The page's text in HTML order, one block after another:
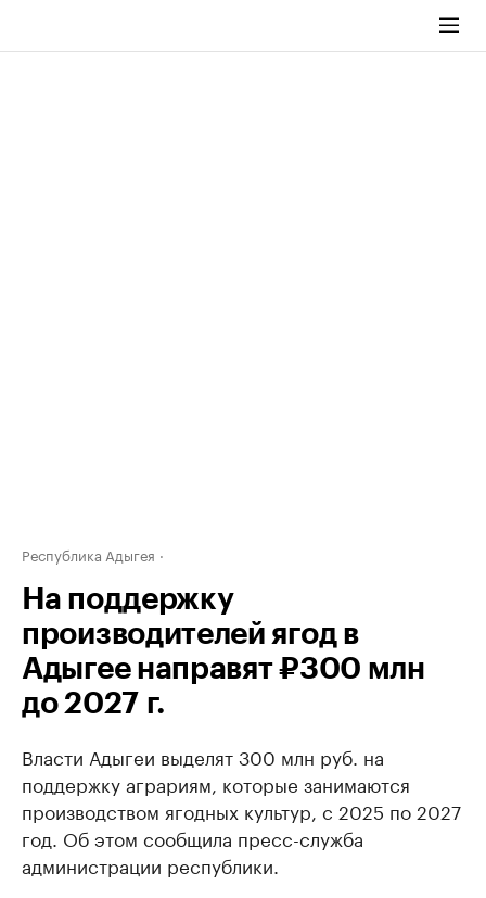
Республика Адыгея
На поддержку
производителей ягод в
Адыгее направят ₽300 млн
до 2027 г.
Власти Адыгеи выделят 300 млн руб. на
поддержку аграриям, которые занимаются
производством ягодных культур, с 2025 по 2027
год. Об этом сообщила пресс-служба
администрации республики.